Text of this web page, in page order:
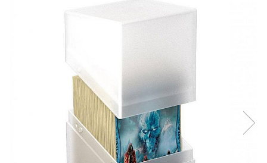
Puzzle-uri logice
Miniaturi Arkham Horror
Miniaturi HEROCLIX
Accesorii pentru boardgames
Protectii carti (Sleeves)